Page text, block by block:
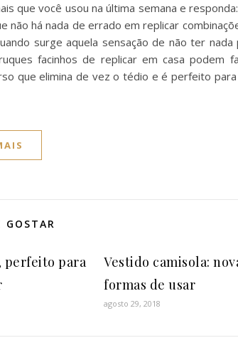
que você usou na última semana e
não há nada de errado em replicar
surge aquela sensação de não ter nada
facinhos de replicar em casa podem
que elimina de vez o tédio e é perfeito
GOSTAR
perfeito para
Vestido camisola:
formas de usar
agosto 29, 2018